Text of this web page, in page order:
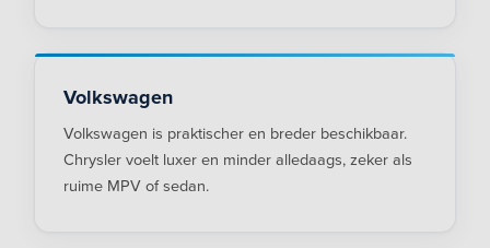
Volkswagen
Volkswagen is praktischer en breder beschikbaar.
Chrysler voelt luxer en minder alledaags, zeker als
ruime MPV of sedan.